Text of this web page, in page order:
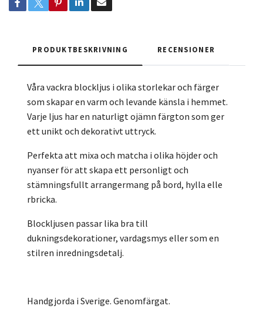
PRODUKTBESKRIVNING RECENSIONER
Våra vackra blockljus i olika storlekar och färger
som skapar en varm och levande känsla i hemmet.
Varje ljus har en naturligt ojämn färgton som ger
ett unikt och dekorativt uttryck.
Perfekta att mixa och matcha i olika höjder och
nyanser för att skapa ett personligt och
stämningsfullt arrangermang på bord, hylla elle
rbricka.
Blockljusen passar lika bra till
dukningsdekorationer, vardagsmys eller som en
stilren inredningsdetalj.
Handgjorda i Sverige. Genomfärgat.